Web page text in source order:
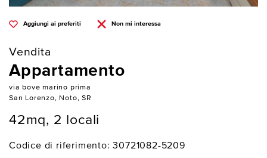
Aggiungi ai preferiti Non mi interessa
Vendita
Appartamento
via bove marino prima
San Lorenzo, Noto, SR
42mq, 2 locali
Codice di riferimento: 30721082-5209